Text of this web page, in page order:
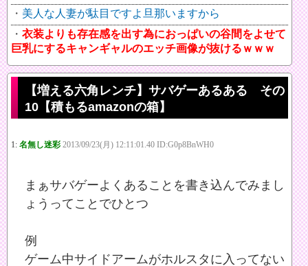
美人な人妻が駄目ですよ旦那いますから
衣装よりも存在感を出す為におっぱいの谷間をよせて
巨乳にするキャンギャルのエッチ画像が抜けるｗｗｗ
【増える六角レンチ】サバゲーあるある その
10【積もるamazonの箱】
1: 名無し迷彩 2013/09/23(月) 12:11:01.40 ID:G0p8BnWH0
まぁサバゲーよくあることを書き込んでみまし
ょうってことでひとつ
例
ゲーム中サイドアームがホルスタに入ってない